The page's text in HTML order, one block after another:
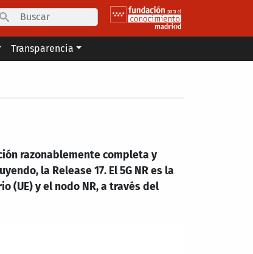
Search
Transparencia
razonablemente completa y
la Release 17. El 5G NR es la
(UE) y el nodo NR, a través del